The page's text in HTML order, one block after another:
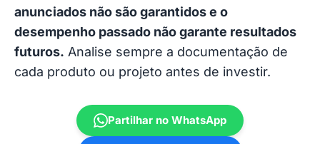
anunciados não são garantidos e o
desempenho passado não garante resultados
futuros. Analise sempre a documentação de
cada produto ou projeto antes de investir.
Partilhar no WhatsApp